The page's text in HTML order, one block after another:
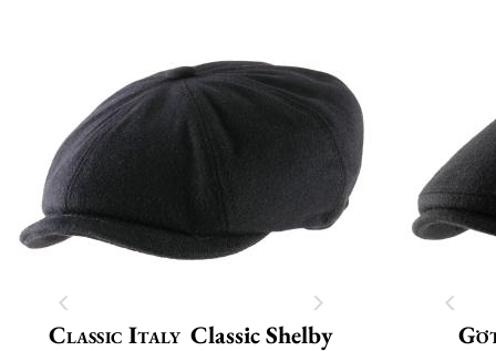
Classic Italy Classic Shelby